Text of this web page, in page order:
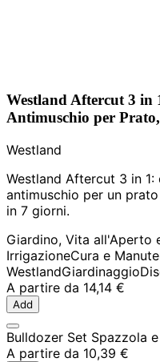
Westland Aftercut 3 in
Antimuschio per
Westland
Westland Aftercut 3 in
antimuschio per un
in 7 giorni.
Giardino, Vita all'Aperto
IrrigazioneCura e
WestlandGiardinaggio
A partire da 14,14 €
Add
Bulldozer Set Spazzola
A partire da 10,39 €